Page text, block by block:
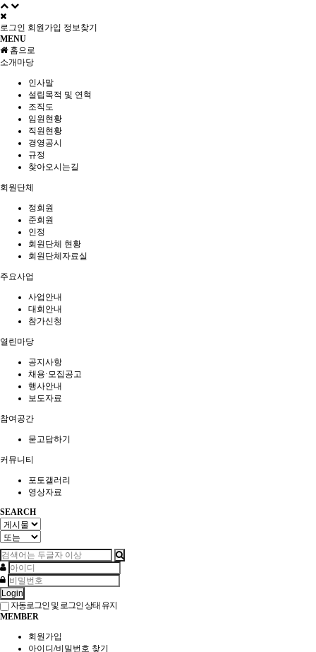
로그인 회원가입 정보찾기
MENU
홈으로
소개마당
인사말
설립목적 및 연혁
조직도
임원현황
직원현황
경영공시
규정
찾아오시는길
회원단체
정회원
준회원
인정
회원단체 현황
회원단체자료실
주요사업
사업안내
대회안내
참가신청
열린마당
공지사항
채용·모집공고
행사안내
보도자료
참여공간
묻고답하기
커뮤니티
포토갤러리
영상자료
SEARCH
Login
자동로그인 및 로그인 상태 유지
MEMBER
회원가입
아이디/비밀번호 찾기